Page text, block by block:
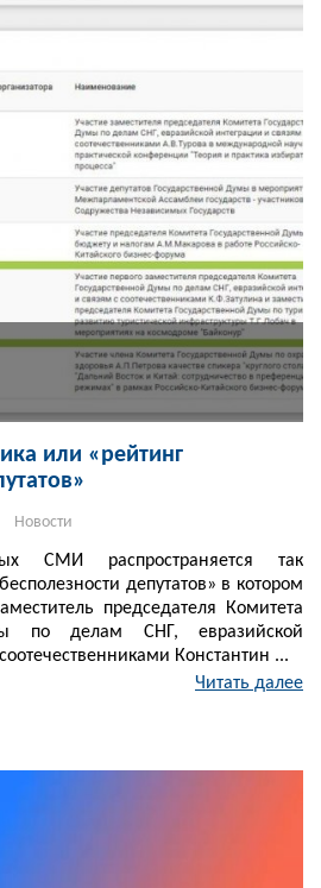
или «рейтинг
Новости
СМИ распространяется так
депутатов» в котором
председателя Комитета
по делам СНГ, евразийской
Константин ...
Читать далее